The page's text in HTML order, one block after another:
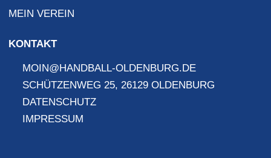
MEIN VEREIN
KONTAKT
MOIN@HANDBALL-OLDENBURG.DE
SCHÜTZENWEG 25, 26129 OLDENBURG
DATENSCHUTZ
IMPRESSUM